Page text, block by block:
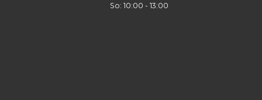
So: 10:00 - 13:00